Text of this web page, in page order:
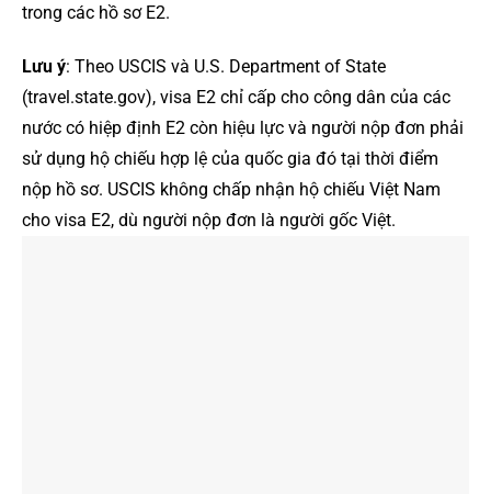
trong các hồ sơ E2.
Lưu ý: Theo USCIS và U.S. Department of State
(travel.state.gov), visa E2 chỉ cấp cho công dân của các
nước có hiệp định E2 còn hiệu lực và người nộp đơn phải
sử dụng hộ chiếu hợp lệ của quốc gia đó tại thời điểm
nộp hồ sơ. USCIS không chấp nhận hộ chiếu Việt Nam
cho visa E2, dù người nộp đơn là người gốc Việt.